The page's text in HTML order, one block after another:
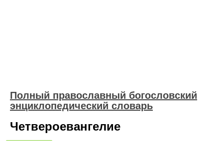
Полный православный богословский
энциклопедический словарь
Четвероевангелие